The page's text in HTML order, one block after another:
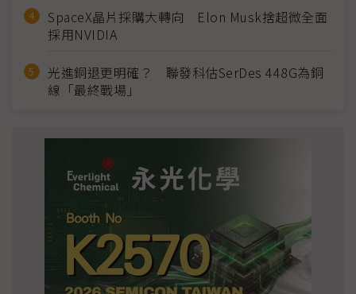
SpaceX晶片採購大轉向 Elon Musk捨超微全面
採用NVIDIA
光進銅退更明確？ 聯發科估SerDes 448G為銅
線「最終戰場」